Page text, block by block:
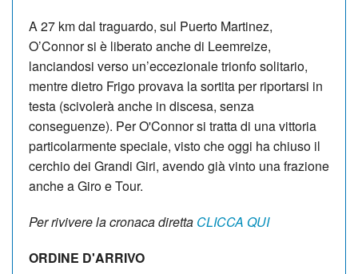
A 27 km dal traguardo, sul Puerto Martinez,
O’Connor si è liberato anche di Leemreize,
lanciandosi verso un’eccezionale trionfo solitario,
mentre dietro Frigo provava la sortita per riportarsi in
testa (scivolerà anche in discesa, senza
conseguenze). Per O'Connor si tratta di una vittoria
particolarmente speciale, visto che oggi ha chiuso il
cerchio dei Grandi Giri, avendo già vinto una frazione
anche a Giro e Tour.
Per rivivere la cronaca diretta CLICCA QUI
ORDINE D'ARRIVO